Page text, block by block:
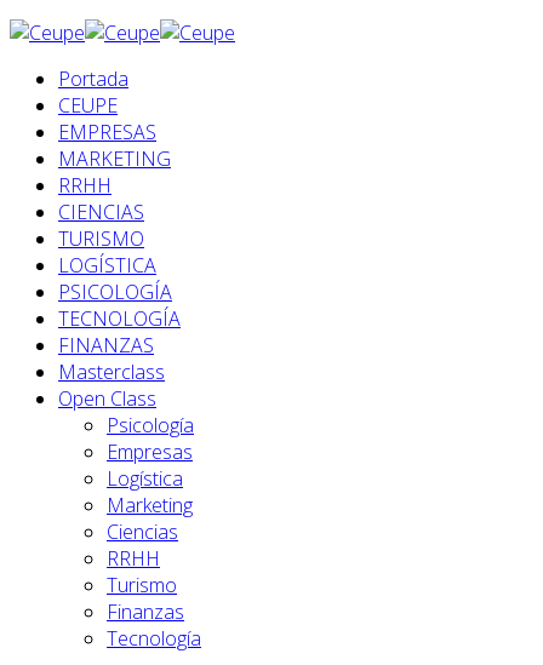
Portada
CEUPE
EMPRESAS
MARKETING
RRHH
CIENCIAS
TURISMO
LOGÍSTICA
PSICOLOGÍA
TECNOLOGÍA
FINANZAS
Masterclass
Open Class
Psicología
Empresas
Logística
Marketing
Ciencias
RRHH
Turismo
Finanzas
Tecnología